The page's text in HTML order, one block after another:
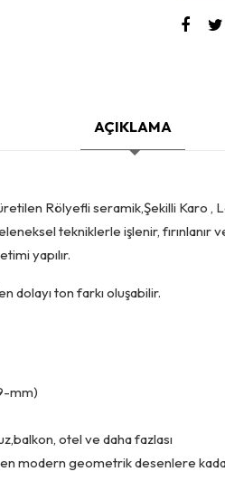
AÇIKLAMA
Rölyefli seramik,Şekilli Karo ,
tekniklerle işlenir,
yapılır.
dolayı ton farkı oluşabilir.
mm)
otel ve daha fazlası
modern geometrik desenlere